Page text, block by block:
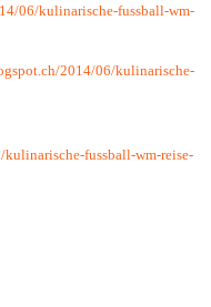
06/kulinarische-fussball-wm-
2014/06/kulinarische-
fussball-wm-reise-